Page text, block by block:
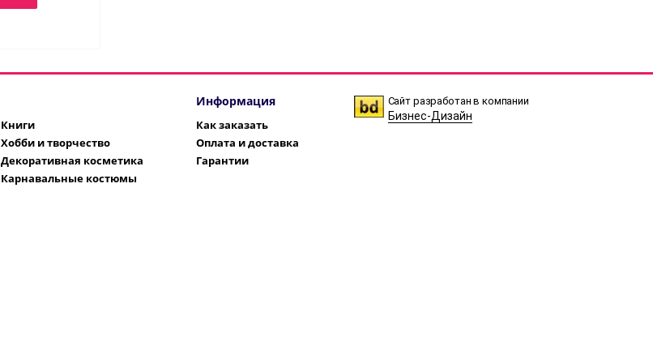
Информация Сайт разработан в компании
Бизнес-Дизайн
Книги
Хобби и творчество
Декоративная косметика
Карнавальные костюмы
Как заказать
Оплата и доставка
Гарантии